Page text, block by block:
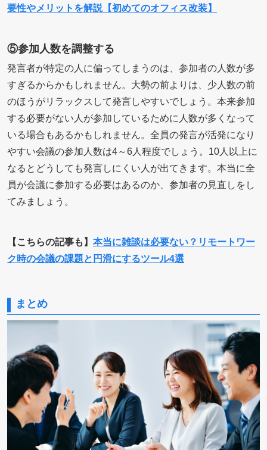
要性やメリットを解説【初めてのオフィス改装】
⑤参加人数を調整する
発言者が特定の人に偏ってしまうのは、参加者の人数が多
すぎるからかもしれません。大勢の前よりは、少人数の前
のほうがリラックスして発言しやすいでしょう。本来参加
する必要がない人が参加しているために人数が多くなって
いる場合もあるかもしれません。全員の発言が活発になり
やすい会議の参加人数は4～6人程度でしょう。10人以上に
なるとどうしても発言しにくい人が出てきます。本当に全
員が会議に参加する必要はあるのか、参加者の見直しをし
てみましょう。
【こちらの記事も】 本当に雑談は必要ない？リモートワー
ク時の会議の課題と円滑にするツール4選
まとめ